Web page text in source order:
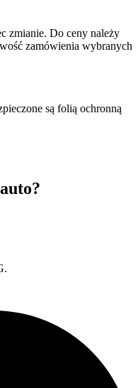
zmianie. Do ceny należy
zamówienia wybranych
są folią ochronną